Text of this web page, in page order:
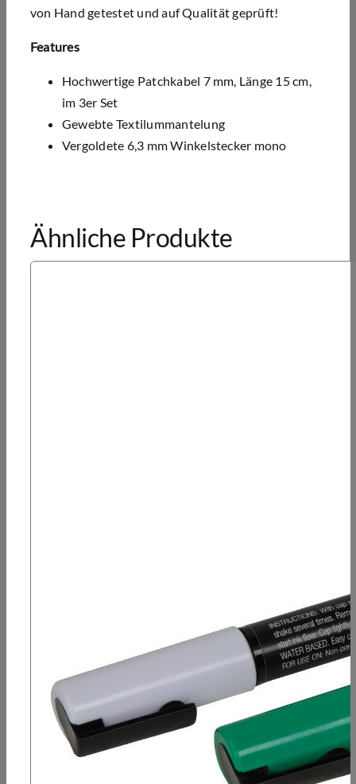
von Hand getestet und auf Qualität geprüft!
Features
Hochwertige Patchkabel 7 mm, Länge 15 cm,
im 3er Set
Gewebte Textilummantelung
Vergoldete 6,3 mm Winkelstecker mono
Ähnliche Produkte